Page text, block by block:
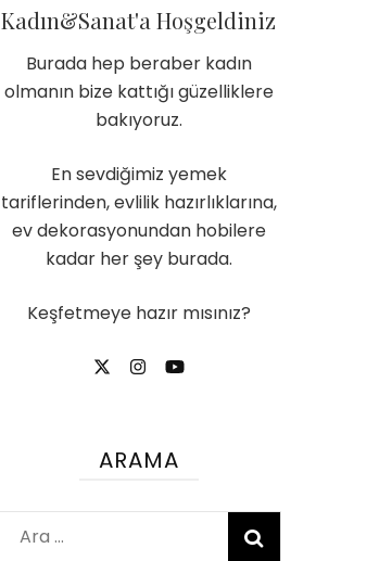
Kadın&Sanat'a Hoşgeldiniz
Burada hep beraber kadın
olmanın bize kattığı güzelliklere
bakıyoruz.
En sevdiğimiz yemek
tariflerinden, evlilik hazırlıklarına,
ev dekorasyonundan hobilere
kadar her şey burada.
Keşfetmeye hazır mısınız?
ARAMA
Arama: